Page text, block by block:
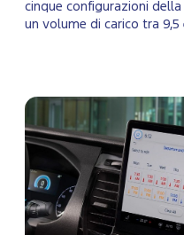
cinque configurazioni
un volume di carico tra 9,5